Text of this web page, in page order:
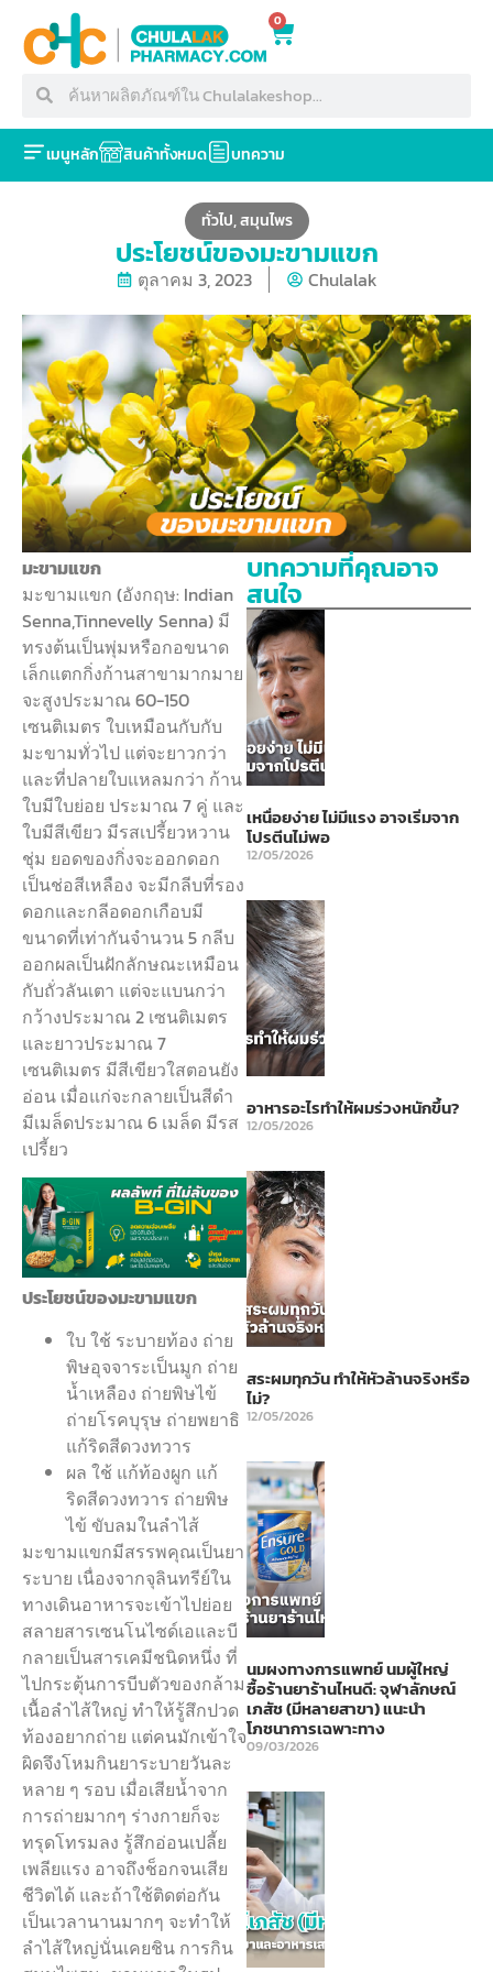
0
เมนูหลัก สินค้าทั้งหมด บทความ
ทั่วไป,สมุนไพร
ประโยชน์ของมะขามแขก
ตุลาคม 3, 2023 Chulalak
มะขามแขก
มะขามแขก (อังกฤษ: Indian
Senna,Tinnevelly Senna) มี
ทรงต้นเป็นพุ่มหรือกอขนาด
เล็กแตกกิ่งก้านสาขามากมาย
จะสูงประมาณ 60-150
เซนติเมตร ใบเหมือนกับกับ
มะขามทั่วไป แต่จะยาวกว่า
และที่ปลายใบแหลมกว่า ก้าน
ใบมีใบย่อย ประมาณ 7 คู่ และ
ใบมีสีเขียว มีรสเปรี้ยวหวาน
ชุ่ม ยอดของกิ่งจะออกดอก
เป็นช่อสีเหลือง จะมีกลีบที่รอง
ดอกและกลีอดอกเกือบมี
ขนาดที่เท่ากันจำนวน 5 กลีบ
ออกผลเป็นฝักลักษณะเหมือน
กับถั่วลันเตา แต่จะแบนกว่า
กว้างประมาณ 2 เซนติเมตร
และยาวประมาณ 7
เซนติเมตร มีสีเขียวใสตอนยัง
อ่อน เมื่อแก่จะกลายเป็นสีดำ
มีเมล็ดประมาณ 6 เมล็ด มีรส
เปรี้ยว
ประโยชน์ของมะขามแขก
ใบ ใช้ ระบายท้อง ถ่าย
พิษอุจจาระเป็นมูก ถ่าย
น้ำเหลือง ถ่ายพิษไข้
ถ่ายโรคบุรุษ ถ่ายพยาธิ
แก้ริดสีดวงทวาร
ผล ใช้ แก้ท้องผูก แก้
ริดสีดวงทวาร ถ่ายพิษ
ไข้ ขับลมในลำไส้
มะขามแขกมีสรรพคุณเป็นยา
ระบาย เนื่องจากจุลินทรีย์ใน
ทางเดินอาหารจะเข้าไปย่อย
สลายสารเซนโนไซด์เอและบี
กลายเป็นสารเคมีชนิดหนึ่ง ที่
ไปกระตุ้นการบีบตัวของกล้าม
เนื้อลำไส้ใหญ่ ทำให้รู้สึกปวด
ท้องอยากถ่าย แต่คนมักเข้าใจ
ผิดจึงโหมกินยาระบายวันละ
หลาย ๆ รอบ เมื่อเสียน้ำจาก
การถ่ายมากๆ ร่างกายก็จะ
ทรุดโทรมลง รู้สึกอ่อนเปลี้ย
เพลียแรง อาจถึงช็อกจนเสีย
ชีวิตได้ และถ้าใช้ติดต่อกัน
เป็นเวลานานมากๆ จะทำให้
ลำไส้ใหญ่นั่นเคยชิน การกิน
บทความที่คุณอาจ
สนใจ
เหนื่อยง่าย ไม่มีแรง อาจเริ่มจาก
โปรตีนไม่พอ
12/05/2026
อาหารอะไรทำให้ผมร่วงหนักขึ้น?
12/05/2026
สระผมทุกวัน ทำให้หัวล้านจริงหรือ
ไม่?
12/05/2026
นมผงทางการแพทย์ นมผู้ใหญ่
ซื้อร้านยาร้านไหนดี: จุฬาลักษณ์
เภสัช (มีหลายสาขา) แนะนำ
โภชนาการเฉพาะทาง
09/03/2026